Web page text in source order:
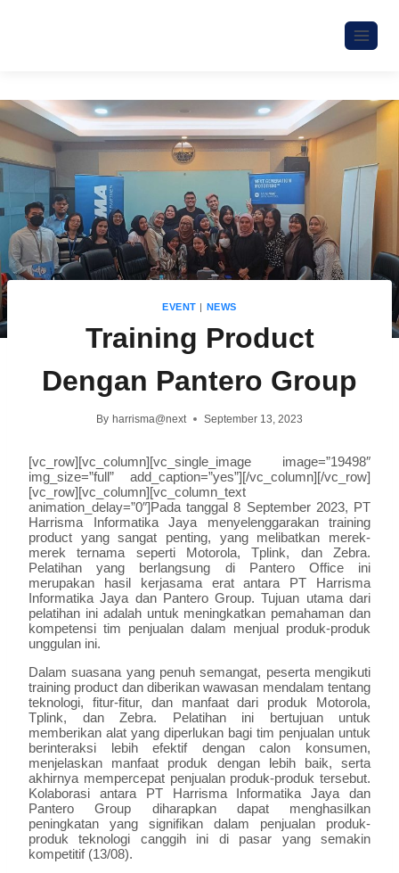
EVENT | NEWS
Training Product
Dengan Pantero Group
By harrisma@next September 13, 2023
[vc_row][vc_column][vc_single_image image=”19498″
img_size=”full” add_caption=”yes”][/vc_column][/vc_row]
[vc_row][vc_column][vc_column_text
animation_delay=”0″]Pada tanggal 8 September 2023, PT
Harrisma Informatika Jaya menyelenggarakan training
product yang sangat penting, yang melibatkan merek-
merek ternama seperti Motorola, Tplink, dan Zebra.
Pelatihan yang berlangsung di Pantero Office ini
merupakan hasil kerjasama erat antara PT Harrisma
Informatika Jaya dan Pantero Group. Tujuan utama dari
pelatihan ini adalah untuk meningkatkan pemahaman dan
kompetensi tim penjualan dalam menjual produk-produk
unggulan ini.
Dalam suasana yang penuh semangat, peserta mengikuti
training product dan diberikan wawasan mendalam tentang
teknologi, fitur-fitur, dan manfaat dari produk Motorola,
Tplink, dan Zebra. Pelatihan ini bertujuan untuk
memberikan alat yang diperlukan bagi tim penjualan untuk
berinteraksi lebih efektif dengan calon konsumen,
menjelaskan manfaat produk dengan lebih baik, serta
akhirnya mempercepat penjualan produk-produk tersebut.
Kolaborasi antara PT Harrisma Informatika Jaya dan
Pantero Group diharapkan dapat menghasilkan
peningkatan yang signifikan dalam penjualan produk-
produk teknologi canggih ini di pasar yang semakin
kompetitif (13/08).